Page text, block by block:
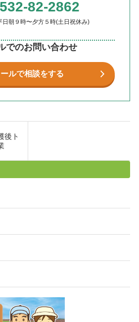
82-2862
日朝９時〜夕方５時(土日祝休み)
でのお問い合わせ
ールで相談をする
後ト